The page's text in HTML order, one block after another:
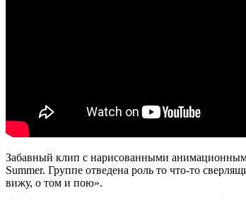
Забавный клип с нарисованными
Summer. Группе отведена роль то что-то
вижу, о том и пою».